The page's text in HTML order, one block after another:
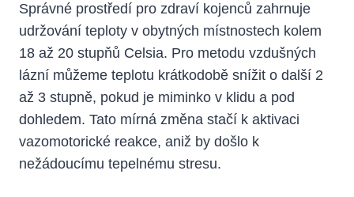
Správné prostředí pro zdraví kojenců zahrnuje
udržování teploty v obytných místnostech kolem
18 až 20 stupňů Celsia. Pro metodu vzdušných
lázní můžeme teplotu krátkodobě snížit o další 2
až 3 stupně, pokud je miminko v klidu a pod
dohledem. Tato mírná změna stačí k aktivaci
vazomotorické reakce, aniž by došlo k
nežádoucímu tepelnému stresu.